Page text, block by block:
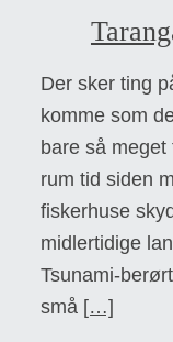
Der sker ting
komme som
bare så
rum tid siden
fiskerhuse
midlertidige
Tsunami-
små […]